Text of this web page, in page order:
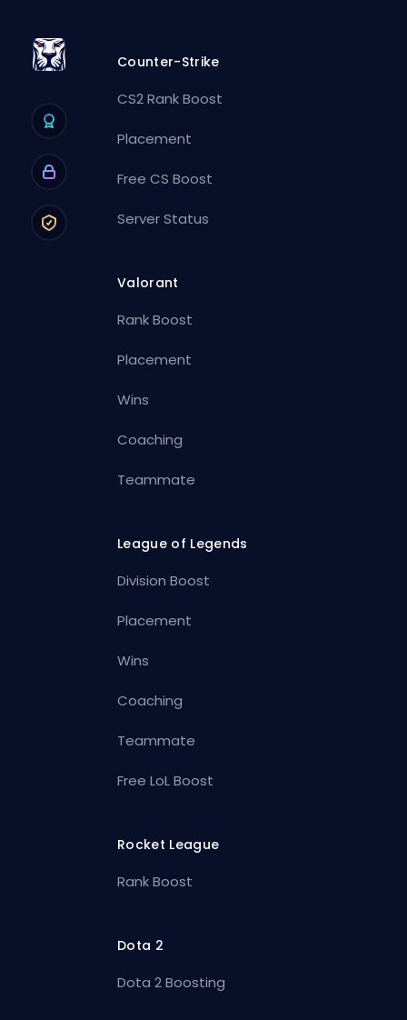
Counter-Strike
CS2 Rank Boost
Placement
Free CS Boost
Server Status
Valorant
Rank Boost
Placement
Wins
Coaching
Teammate
League of Legends
Division Boost
Placement
Wins
Coaching
Teammate
Free LoL Boost
Rocket League
Rank Boost
Dota 2
Dota 2 Boosting